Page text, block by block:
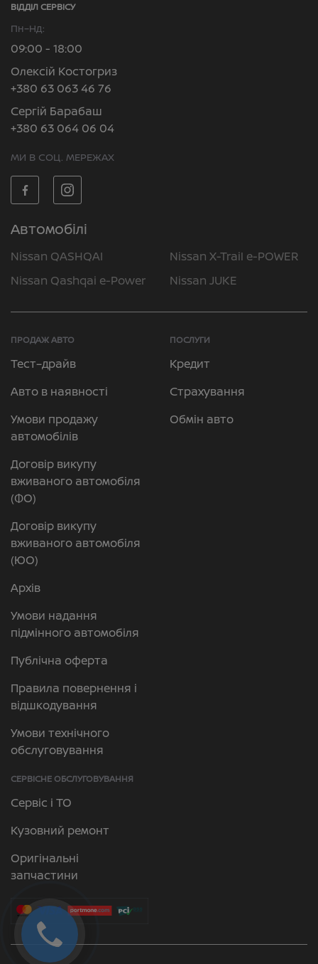
ВІДДІЛ CЕРВІСУ
Пн–Нд:
09:00 - 18:00
Олексій Костогриз
+380 63 063 46 76
Сергій Барабаш
+380 63 064 06 04
МИ В СОЦ. МЕРЕЖАХ
Автомобілі
Nissan QASHQAI
Nissan X-Trail e-POWER
Nissan Qashqai e-Power
Nissan JUKE
ПРОДАЖ АВТО
Тест–драйв
Авто в наявності
Умови продажу
автомобілів
Договір викупу
вживаного автомобіля
(ФО)
Договір викупу
вживаного автомобіля
(ЮО)
Архів
Умови надання
підмінного автомобіля
Публічна оферта
Правила повернення і
відшкодування
Умови технічного
обслуговування
ПОСЛУГИ
Кредит
Страхування
Обмін авто
СЕРВІСНЕ ОБСЛУГОВУВАННЯ
Сервіс і ТО
Кузовний ремонт
Оригінальні
запчастини